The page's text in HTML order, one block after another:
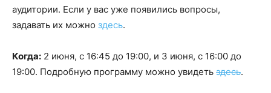
аудитории. Если у вас уже появились вопросы,
задавать их можно здесь.
Когда: 2 июня, с 16:45 до 19:00, и 3 июня, с 16:00 до
19:00. Подробную программу можно увидеть здесь.